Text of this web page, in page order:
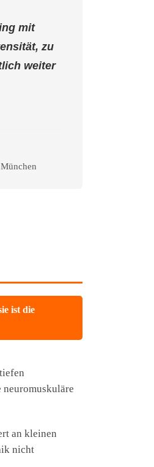
mit
zu
weiter
ist die
an kleinen
nicht